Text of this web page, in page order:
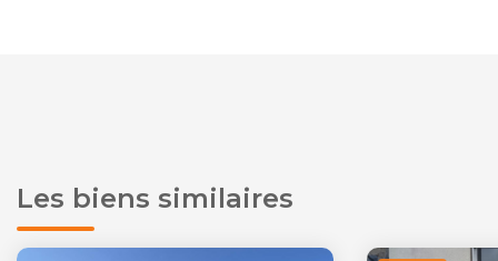
Les biens similaires